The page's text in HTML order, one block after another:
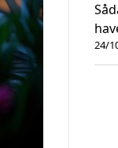
24/